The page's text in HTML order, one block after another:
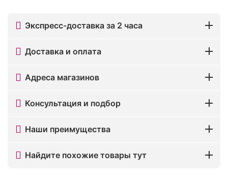
Экспресс-доставка за 2 часа
Доставка и оплата
Адреса магазинов
Консультация и подбор
Наши преимущества
Найдите похожие товары тут